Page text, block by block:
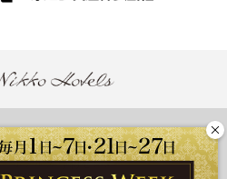
テル一覧
ラム One Harmony
ホテルズ 予約センター
拠点のご案内